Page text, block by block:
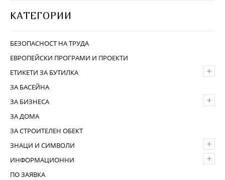
КАТЕГОРИИ
БЕЗОПАСНОСТ НА ТРУДА
ЕВРОПЕЙСКИ ПРОГРАМИ И ПРОЕКТИ
+
ЕТИКЕТИ ЗА БУТИЛКА
ЗА БАСЕЙНА
+
ЗА БИЗНЕСА
ЗА ДОМА
ЗА СТРОИТЕЛЕН ОБЕКТ
+
ЗНАЦИ И СИМВОЛИ
+
ИНФОРМАЦИОННИ
ПО ЗАЯВКА